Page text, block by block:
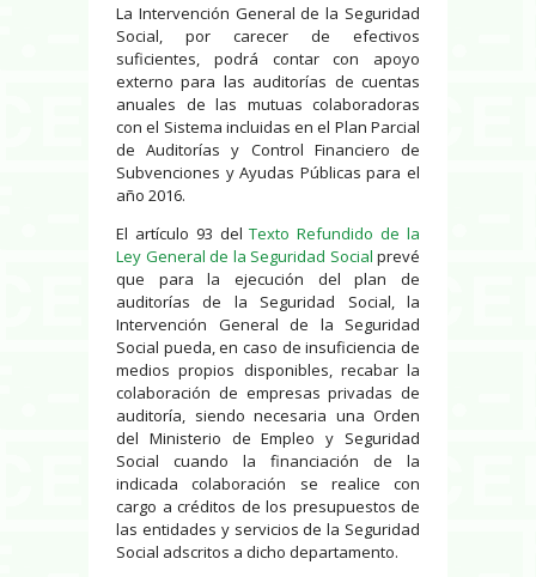
La Intervención General de la Seguridad
Social, por carecer de efectivos
suficientes, podrá contar con apoyo
externo para las auditorías de cuentas
anuales de las mutuas colaboradoras
con el Sistema incluidas en el Plan Parcial
de Auditorías y Control Financiero de
Subvenciones y Ayudas Públicas para el
año 2016.
El artículo 93 delTexto Refundido de la
Ley General de la Seguridad Social prevé
que para la ejecución del plan de
auditorías de la Seguridad Social, la
Intervención General de la Seguridad
Social pueda, en caso de insuficiencia de
medios propios disponibles, recabar la
colaboración de empresas privadas de
auditoría, siendo necesaria una Orden
del Ministerio de Empleo y Seguridad
Social cuando la financiación de la
indicada colaboración se realice con
cargo a créditos de los presupuestos de
las entidades y servicios de la Seguridad
Social adscritos a dicho departamento.